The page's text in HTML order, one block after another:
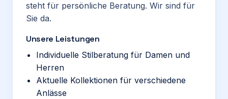
steht für persönliche Beratung. Wir sind für
Sie da.
Unsere Leistungen
Individuelle Stilberatung für Damen und
Herren
Aktuelle Kollektionen für verschiedene
Anlässe